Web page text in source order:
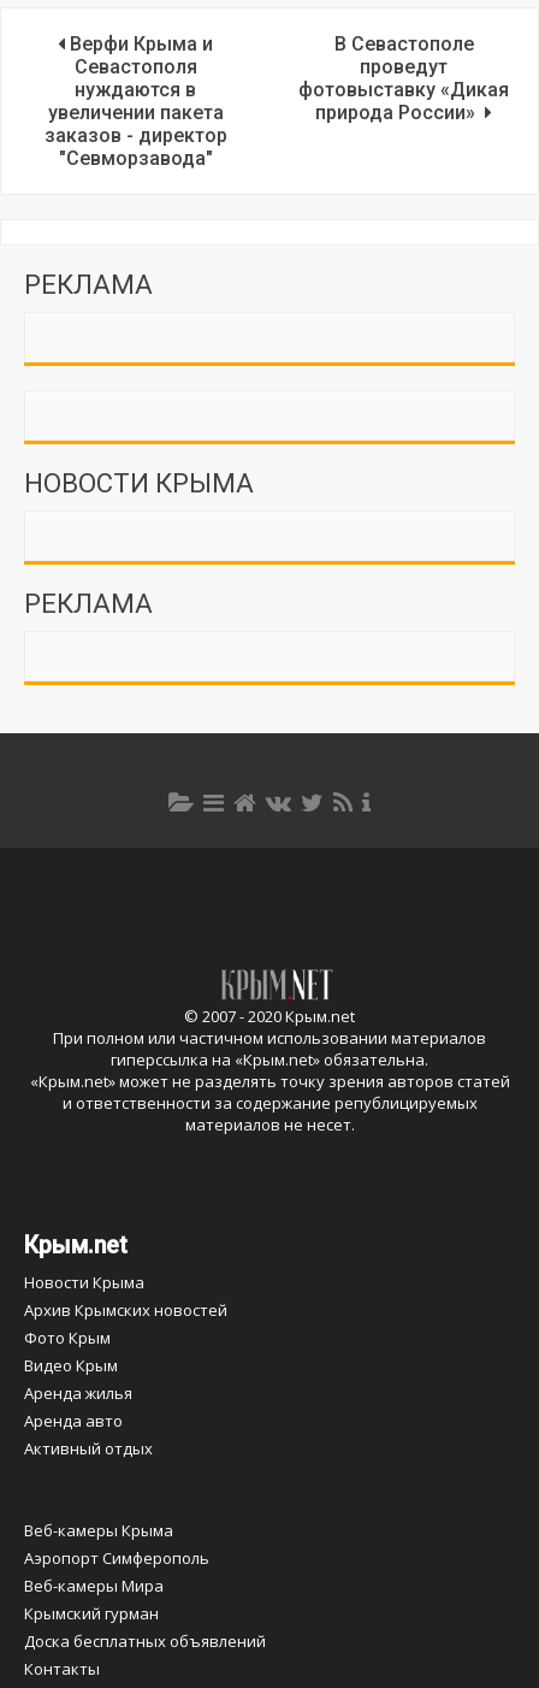
Верфи Крыма и
Севастополя
нуждаются в
увеличении пакета
заказов - директор
"Севморзавода"
В Севастополе
проведут
фотовыставку «Дикая
природа России»
РЕКЛАМА
НОВОСТИ КРЫМА
РЕКЛАМА
© 2007 - 2020 Крым.net
При полном или частичном использовании материалов
гиперссылка на «Крым.net» обязательна.
«Крым.net» может не разделять точку зрения авторов статей
и ответственности за содержание републицируемых
материалов не несет.
Крым.net
Новости Крыма
Архив Крымских новостей
Фото Крым
Видео Крым
Аренда жилья
Аренда авто
Активный отдых
Веб-камеры Крыма
Аэропорт Симферополь
Веб-камеры Мира
Крымский гурман
Доска бесплатных объявлений
Контакты